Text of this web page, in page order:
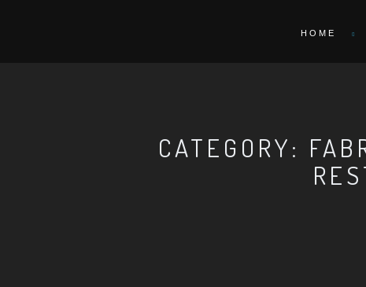
HOME
CATEGORY: